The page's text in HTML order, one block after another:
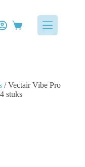
/ Vectair Vibe Pro
stuks